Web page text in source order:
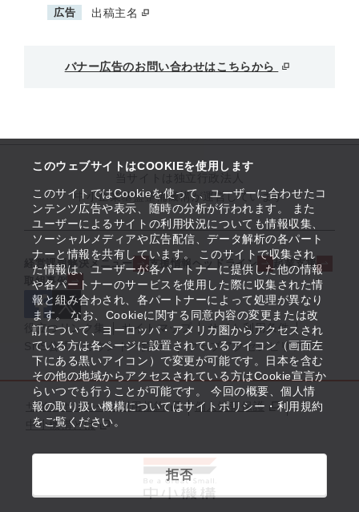
このウェブサイトはCOOKIEを使用します
このサイトではCookieを使って、ユーザーに合わせたコ
ンテンツ広告や表示、随時の分析が行われます。 また
ユーザーによるサイトの利用状況についても情報収集、
ソーシャルメディアや広告配信、データ解析の各パート
ナーと情報を共有しています。 このサイトで収集され
た情報は、ユーザーが各パートナーに提供した他の情報
や各パートナーのサービスを使用した際に収集された情
報と組み合わされ、各パートナーによって処理が異なり
ます。 なお、Cookieに関する同意内容の変更または改
訂について、ヨーロッパ・アメリカ圏からアクセスされ
ている方は各ページに設置されているアイコン（画面左
下にある黒いアイコン）で変更が可能です。日本を含む
その他の地域からアクセスされている方はCookie宣言か
らいつでも行うことが可能です。 今回の概要、個人情
報の取り扱い機構についてはサイトポリシー・利用規約
をご覧ください。
拒否
広告 出稿主名
バナー広告のお問い合わせはこちらから
中小企業基盤整備機構が運営しています
経営課題解決メニュー 支援情報ヘッドライン
起業支援
取組事例
役立つリンク集 サイトマップ
サイト利用条件
SNS公式アカウント一覧
ウェブアクセシビリティ
サイトポリシー・利用規約
個人情報保護
中小機構とは